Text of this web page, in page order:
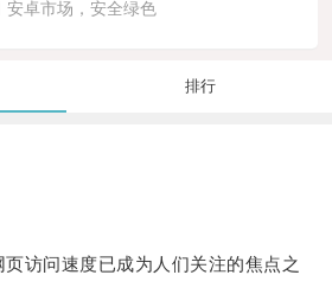
安卓市场，安全绿色
排行
问速度已成为人们关注的焦点之